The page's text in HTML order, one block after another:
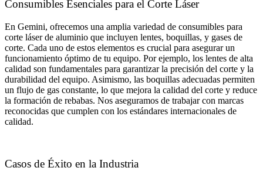
Consumibles Esenciales para el Corte Láser​
En Gemini, ofrecemos una amplia variedad de consumibles para
corte láser de aluminio que incluyen lentes, boquillas, y gases de
corte. Cada uno de estos elementos es crucial para asegurar un
funcionamiento óptimo de tu equipo. Por ejemplo, los lentes de alta
calidad son fundamentales para garantizar la precisión del corte y la
durabilidad del equipo. Asimismo, las boquillas adecuadas permiten
un flujo de gas constante, lo que mejora la calidad del corte y reduce
la formación de rebabas. Nos aseguramos de trabajar con marcas
reconocidas que cumplen con los estándares internacionales de
calidad.
Casos de Éxito en la Industria